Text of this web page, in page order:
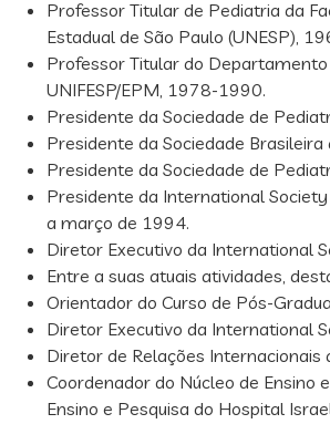
Professor Titular de Pediatria da
Estadual de São Paulo (UNESP),
Professor Titular do
UNIFESP/EPM, 1978-1990.
Presidente da Sociedade de
Presidente da Sociedade
Presidente da Sociedade de
Presidente da International
a março de 1994.
Diretor Executivo da International
Entre a suas atuais atividades,
Orientador do Curso de Pós-
Diretor Executivo da International
Diretor de Relações Internacionais
Coordenador do Núcleo de Ensino
Ensino e Pesquisa do Hospital